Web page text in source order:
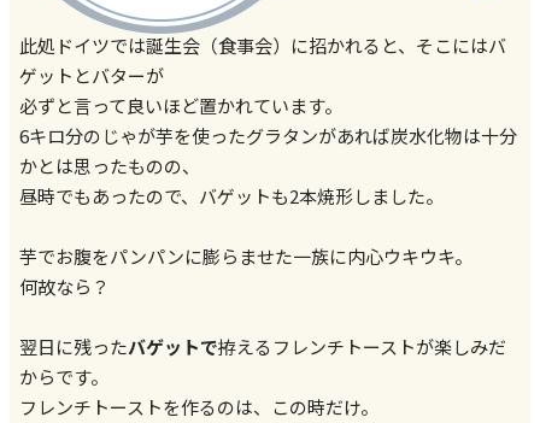
此処ドイツでは誕生会（食事会）に招かれると、そこにはバ
ゲットとバターが
必ずと言って良いほど置かれています。
6キロ分のじゃが芋を使ったグラタンがあれば炭水化物は十分
かとは思ったものの、
昼時でもあったので、バゲットも2本焼形しました。
芋でお腹をパンパンに膨らませた一族に内心ウキウキ。
何故なら？
翌日に残ったバゲットで拵えるフレンチトーストが楽しみだ
からです。
フレンチトーストを作るのは、この時だけ。